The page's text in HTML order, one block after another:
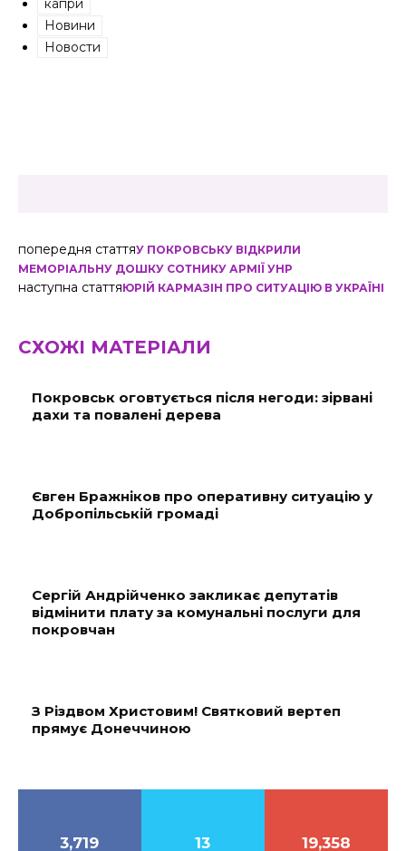
капри
Новини
Новости
попередня статтяУ ПОКРОВСЬКУ ВІДКРИЛИ
МЕМОРІАЛЬНУ ДОШКУ СОТНИКУ АРМІЇ УНР
наступна статтяЮРІЙ КАРМАЗІН ПРО СИТУАЦІЮ В УКРАЇНІ
СХОЖІ МАТЕРІАЛИ
Покровськ оговтується після негоди: зірвані
дахи та повалені дерева
Євген Бражніков про оперативну ситуацію у
Добропільській громаді
Сергій Андрійченко закликає депутатів
відмінити плату за комунальні послуги для
покровчан
З Різдвом Христовим! Святковий вертеп
прямує Донеччиною
3,719 13 19,358